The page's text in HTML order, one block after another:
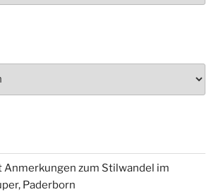
Anmerkungen zum Stilwandel im
Paderborn